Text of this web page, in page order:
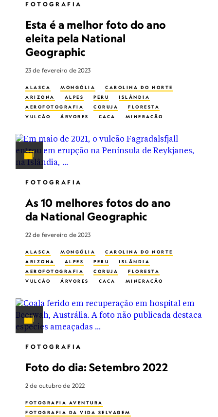
FOTOGRAFIA
Esta é a melhor foto do ano
eleita pela National
Geographic
23 de fevereiro de 2023
ALASCA MONGÓLIA
CAROLINA DO NORTE
ARIZONA
ALPES PERU
ISLÂNDIA
AEROFOTOGRAFIA
CORUJA
FLORESTA
VULCÃO
ÁRVORES CAÇA
MINERAÇÃO
FOTOGRAFIA NOTURNA
ASTROFOTOGRAFIA
FOTOGRAFIA
As 10 melhores fotos do ano
da National Geographic
22 de fevereiro de 2023
ALASCA MONGÓLIA
CAROLINA DO NORTE
ARIZONA
ALPES PERU
ISLÂNDIA
AEROFOTOGRAFIA
CORUJA
FLORESTA
VULCÃO
ÁRVORES CAÇA
MINERAÇÃO
FOTOGRAFIA NOTURNA
ASTROFOTOGRAFIA
FOTOGRAFIA
Foto do dia: Setembro 2022
2 de outubro de 2022
FOTOGRAFIA AVENTURA
FOTOGRAFIA DA VIDA SELVAGEM